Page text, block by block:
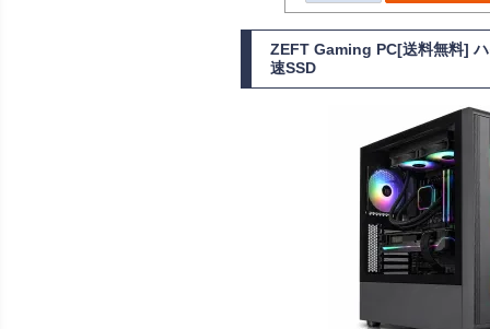
ZEFT Gaming PC[送料無料]
速SSD